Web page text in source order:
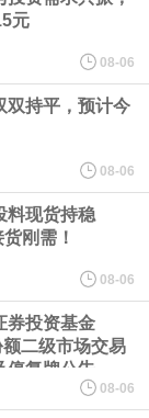
涨25%至11个月高位。
火如荼推进，项目所
并修出层层台地。但
技巨头总规模 150 亿
英国富时100指数涨
克50指数跌0.15%，
元
08-06
双持平，预计今
08-06
料现货持稳
刚需！
08-06
券投资基金
额二级市场交易
停复牌公告
08-06